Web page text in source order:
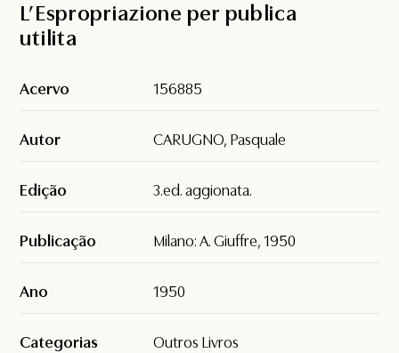
L’Espropriazione per publica
utilita
Acervo 156885
Autor CARUGNO, Pasquale
Edição 3.ed. aggionata.
Publicação Milano: A. Giuffre, 1950
Ano 1950
Categorias Outros Livros